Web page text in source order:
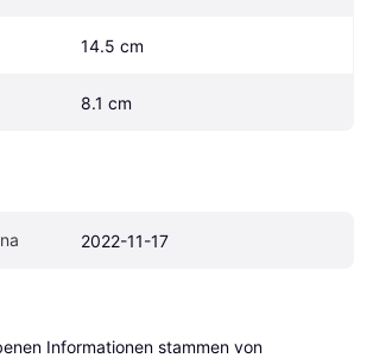
14.5 cm
8.1 cm
2022-11-17
Informationen stammen von